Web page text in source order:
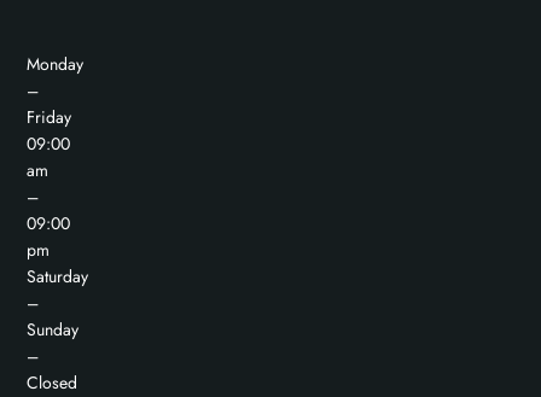
Monday
–
Friday
09:00
am
–
09:00
pm
Saturday
–
Sunday
–
Closed